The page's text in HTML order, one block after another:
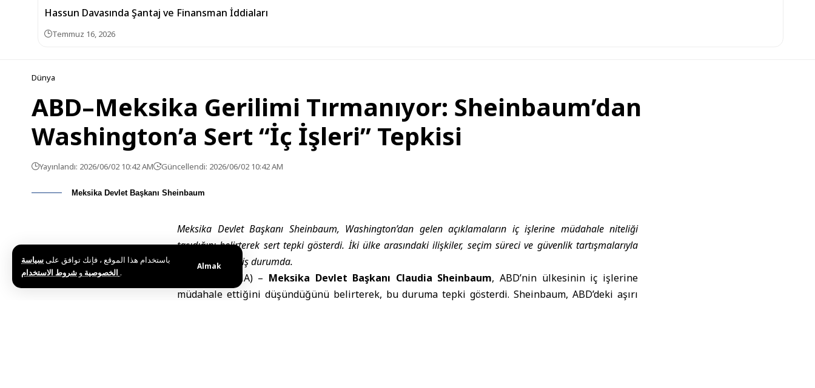
باستخدام هذا الموقع ، فإنك توافق علىسياسة
الخصوصية و .
Almak
Hassun Davasında Şantaj ve Finansman İddiaları
Temmuz 16, 2026
Dünya
ABD–Meksika Gerilimi Tırmanıyor: Sheinbaum’dan
Washington’a Sert “İç İşleri” Tepkisi
Yayınlandı: 2026/06/02 10:42 AM Güncellendi: 2026/06/02 10:42 AM
Meksika Devlet Başkanı Sheinbaum
Meksika Devlet Başkanı Sheinbaum, Washington’dan gelen açıklamaların iç işlerine müdahale niteliği
taşıdığını belirterek sert tepki gösterdi. İki ülke arasındaki ilişkiler, seçim süreci ve güvenlik tartışmalarıyla
daha da gerilmiş durumda.
Meksiko (SANA) – Meksika Devlet Başkanı Claudia Sheinbaum, ABD’nin ülkesinin iç işlerine
müdahale ettiğini düşündüğünü belirterek, bu duruma tepki gösterdi. Sheinbaum, ABD’deki aşırı